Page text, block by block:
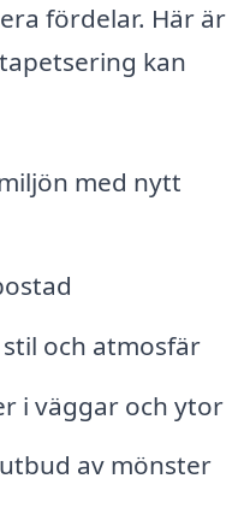
fördelar. Här är
kan
med nytt
och atmosfär
i väggar och ytor
av mönster